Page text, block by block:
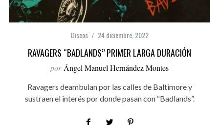
Discos 24 diciembre, 2022
RAVAGERS “BADLANDS” PRIMER LARGA DURACIÓN
por Ángel Manuel Hernández Montes
Ravagers deambulan por las calles de Baltimore y
sustraen el interés por donde pasan con “Badlands”.